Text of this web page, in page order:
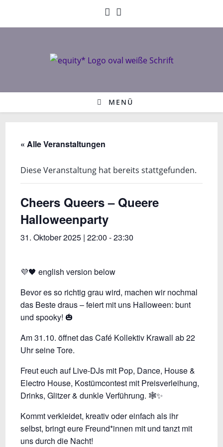
springen
MENÜ
« Alle Veranstaltungen
Diese Veranstaltung hat bereits stattgefunden.
Cheers Queers – Queere
Halloweenparty
31. Oktober 2025 | 22:00 -23:30
💜🖤 english version below
Bevor es so richtig grau wird, machen wir nochmal
das Beste draus – feiert mit uns Halloween: bunt
und spooky! 🎃
Am 31.10. öffnet das Café Kollektiv Krawall ab 22
Uhr seine Tore.
Freut euch auf Live-DJs mit Pop, Dance, House &
Electro House, Kostümcontest mit Preisverleihung,
Drinks, Glitzer & dunkle Verführung. 🕸️✨
Kommt verkleidet, kreativ oder einfach als ihr
selbst, bringt eure Freund*innen mit und tanzt mit
uns durch die Nacht!